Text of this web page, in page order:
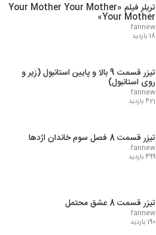
تریلر فیلم «Your Mother Your Mother
Your Mother»
fannew
18 بازدید
تیزر قسمت 9 بالا و پایین استانبول (زیر و
روی استانبول)
fannew
421 بازدید
تیزر قسمت 8 فصل سوم خاندان اژدها
fannew
499 بازدید
تیزر قسمت 8 عشق محتمل
fannew
190 بازدید